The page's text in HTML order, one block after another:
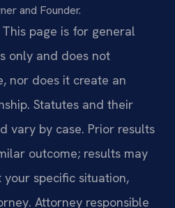
and Founder.
This page is for general
only and does not
nor does it create an
Statutes and their
vary by case. Prior results
outcome; results may
specific situation,
Attorney responsible